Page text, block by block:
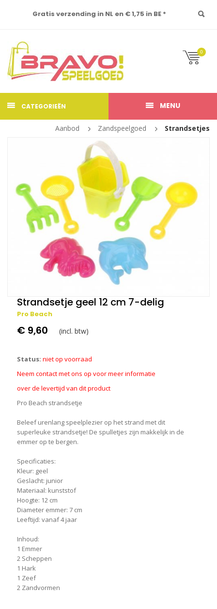
Gratis verzending in NL en € 1,75 in BE *
0
CATEGORIEËN MENU
Aanbod Zandspeelgoed Strandsetjes
Strandsetje geel 12 cm 7-delig
Pro Beach
€ 9,60 (incl. btw)
Status: niet op voorraad
Neem contact met ons op voor meer informatie
over de levertijd van dit product
Pro Beach strandsetje
Beleef urenlang speelplezier op het strand met dit
superleuke strandsetje! De spulletjes zijn makkelijk in de
emmer op te bergen.
Specificaties:
Kleur: geel
Geslacht: junior
Materiaal: kunststof
Hoogte: 12 cm
Diameter emmer: 7 cm
Leeftijd: vanaf 4 jaar
Inhoud:
1 Emmer
2 Scheppen
1 Hark
1 Zeef
2 Zandvormen